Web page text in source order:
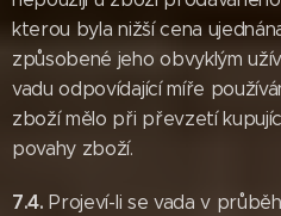
kterou byla nižší cena
způsobené jeho obvyklým
vadu odpovídající míře
zboží mělo při převzetí
povahy zboží.
7.4.Projeví-li se vada v